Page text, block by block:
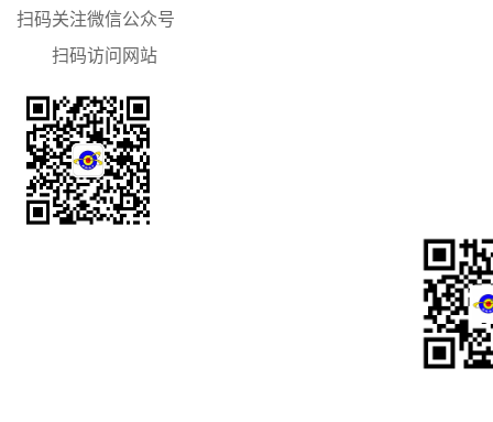
扫码关注微信公众号
扫码访问网站